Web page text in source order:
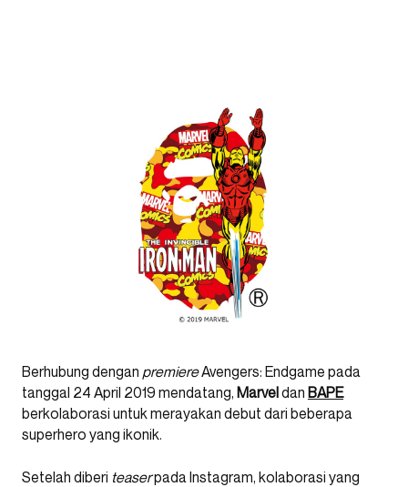
Berhubung dengan premiereAvengers: Endgame pada
tanggal 24 April 2019 mendatang, Marveldan BAPE
berkolaborasi untuk merayakan debut dari beberapa
superhero yang ikonik.
Setelah diberi teaserpada Instagram, kolaborasi yang